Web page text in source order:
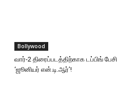
Bollywood
வார்-2 திரைப்படத்திற்காக டப்பிங்
‘ஜூனியர் என்.டி.ஆர்’!